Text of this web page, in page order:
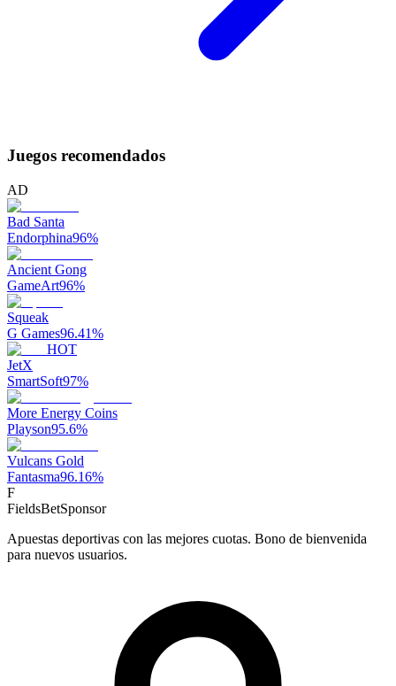
Juegos recomendados
AD
Bad Santa
Endorphina96%
Ancient Gong
GameArt96%
Squeak
G Games96.41%
HOT
JetX
SmartSoft97%
More Energy Coins
Playson95.6%
Vulcans Gold
Fantasma96.16%
F
FieldsBetSponsor
Apuestas deportivas con las mejores cuotas. Bono de bienvenida
para nuevos usuarios.